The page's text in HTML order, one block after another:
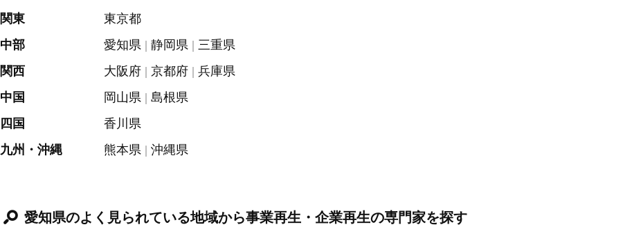
関東
東京都
中部
愛知県 静岡県
三重県
関西
大阪府 京都府
兵庫県
中国
岡山県
島根県
四国
香川県
九州・沖縄
熊本県 沖縄県
愛知県のよく見られている地域から事業再生・企業再生の専門家を探す